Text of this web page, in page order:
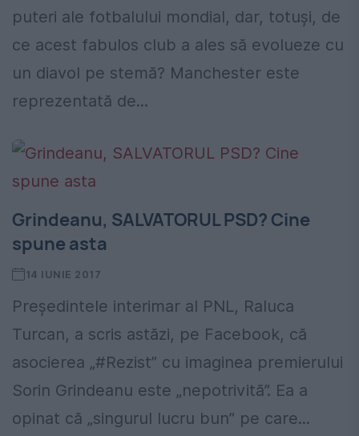
puteri ale fotbalului mondial, dar, totuși, de
ce acest fabulos club a ales să evolueze cu
un diavol pe stemă? Manchester este
reprezentată de...
Grindeanu, SALVATORUL PSD? Cine
spune asta
14 IUNIE 2017
Preşedintele interimar al PNL, Raluca
Turcan, a scris astăzi, pe Facebook, că
asocierea „#Rezist” cu imaginea premierului
Sorin Grindeanu este „nepotrivită”. Ea a
opinat că „singurul lucru bun” pe care...